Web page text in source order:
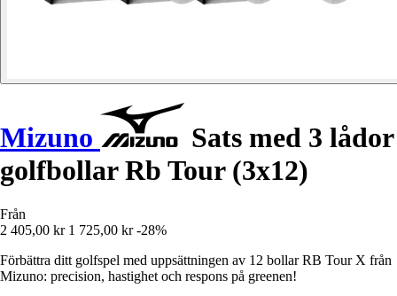
Mizuno
Sats med 3 lådor
golfbollar Rb Tour (3x12)
Från
2 405,00 kr 1 725,00 kr -28%
Förbättra ditt golfspel med uppsättningen av 12 bollar RB Tour X från
Mizuno: precision, hastighet och respons på greenen!